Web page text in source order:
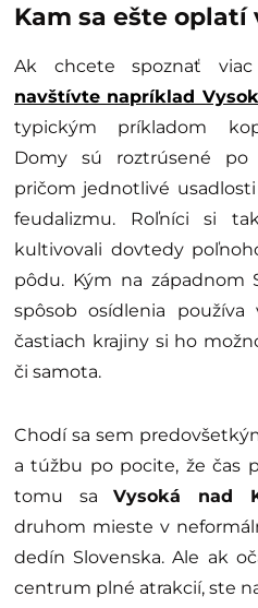
Kam sa ešte oplatí
Ak chcete spoznať viac
navštívte napríklad
typickým príkladom
Domy sú roztrúsené po
pričom jednotlivé
feudalizmu. Roľníci si
kultivovali dovtedy
pôdu. Kým na západnom
spôsob osídlenia používa
častiach krajiny si ho
či samota.
Chodí sa sem
a túžbu po pocite, že čas
tomu saVysoká nad
druhom mieste v
dedín Slovenska. Ale ak
centrum plné atrakcií, ste